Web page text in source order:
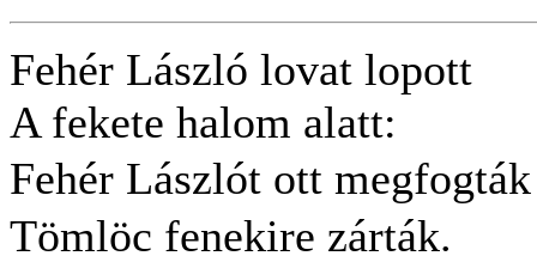
Fehér László lovat lopott
A fekete halom alatt:
Fehér Lászlót ott
Tömlöc fenekire zárták.